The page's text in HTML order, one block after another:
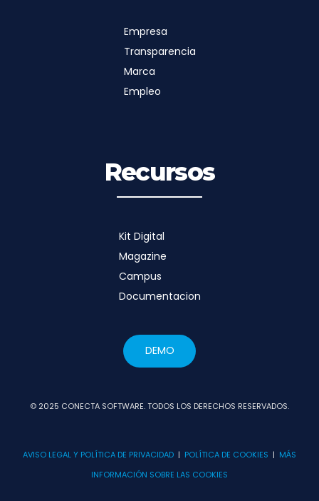
Empresa
Transparencia
Marca
Empleo
Recursos
Kit Digital
Magazine
Campus
Documentacion
DEMO
© 2025 CONECTA SOFTWARE. TODOS LOS DERECHOS RESERVADOS.
AVISO LEGAL Y POLÍTICA DE PRIVACIDAD | POLÍTICA DE COOKIES | MÁS
INFORMACIÓN SOBRE LAS COOKIES